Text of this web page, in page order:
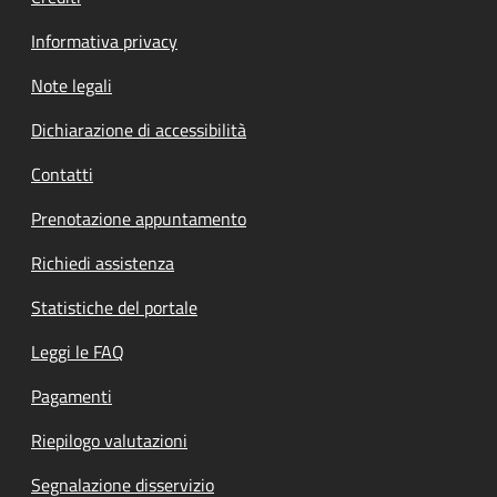
Informativa privacy
Note legali
Dichiarazione di accessibilità
Contatti
Prenotazione appuntamento
Richiedi assistenza
Statistiche del portale
Leggi le FAQ
Pagamenti
Riepilogo valutazioni
Segnalazione disservizio